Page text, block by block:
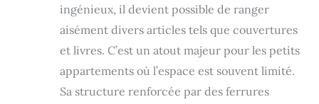
Mesurant 47 cm de
large et 80 cm de
long, cette table
basse avec espace
parfaite pour le
ingénieux, il devient possible de ranger
aisément divers articles tels que couvertures
et livres. C’est un atout majeur pour les petits
appartements où l’espace est souvent limité.
Sa structure renforcée par des ferrures